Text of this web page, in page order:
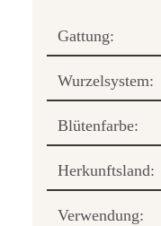
Gattung:
Wurzelsystem:
Blütenfarbe:
Herkunftsland:
Verwendung: